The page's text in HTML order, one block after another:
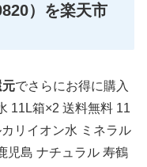
）を楽天市
元でさらにお得に購入
11L箱×2 送料無料 11
リイオン水 ミネラル
児島 ナチュラル 寿鶴